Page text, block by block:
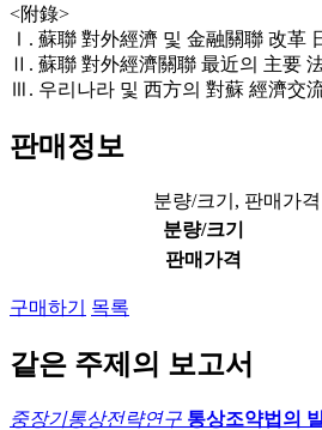
<附錄>
Ⅰ. 蘇聯 對外經濟 및 金融關聯 改革
Ⅱ. 蘇聯 對外經濟關聯 最近의 主要
Ⅲ. 우리나라 및 西方의 對蘇 經濟交
판매정보
분량/크기, 판매가격
분량/크기
판매가격
구매하기 목록
같은 주제의 보고서
중장기통상전략연구 통상조약법의